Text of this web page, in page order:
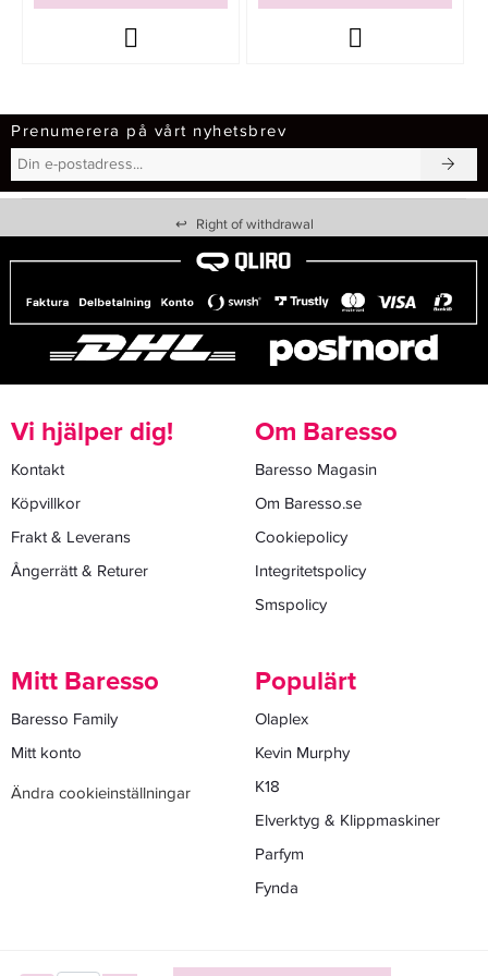
Prenumerera på vårt nyhetsbrev
↩ Right of withdrawal
Vi hjälper dig!
Kontakt
Köpvillkor
Frakt & Leverans
Ångerrätt & Returer
Om Baresso
Baresso Magasin
Om Baresso.se
Cookiepolicy
Integritetspolicy
Smspolicy
Mitt Baresso
Baresso Family
Mitt konto
Ändra cookieinställningar
Populärt
Olaplex
Kevin Murphy
K18
Elverktyg & Klippmaskiner
Parfym
Fynda